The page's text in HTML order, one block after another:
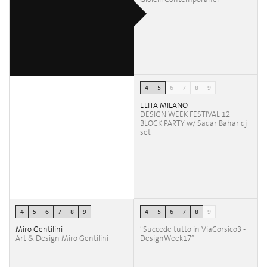
4 5 6 7 8 9
ELITA MILANO
DESIGN WEEK FESTIVAL 12
BLOCK PARTY w/ Sadar Bahar dj
set
4 5 6 7 8 9
Miro Gentilini
Art & Design Miro Gentilini
4 5 6 7 8 9
“Succede tutto in ViaCorsico3 -
DesignWeek17”